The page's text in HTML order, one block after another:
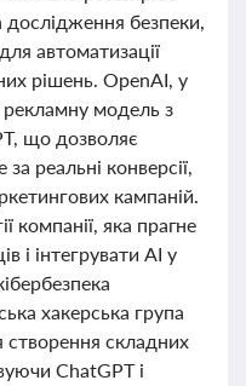
безпеки,
автоматизації
рішень. OpenAI, у
модель з
що дозволяє
реальні конверсії,
кампаній.
компанії, яка прагне
і інтегрувати AI у
хакерська група
складних
ChatGPT і